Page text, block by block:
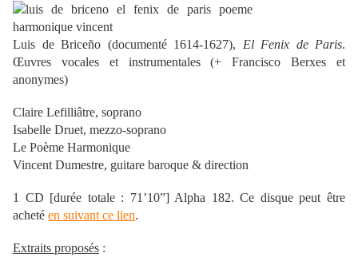
Luis de Briceño (documenté 1614-1627), El Fenix de Paris.
Œuvres vocales et instrumentales (+ Francisco Berxes et
anonymes)
Claire Lefilliâtre, soprano
Isabelle Druet, mezzo-soprano
Le Poème Harmonique
Vincent Dumestre, guitare baroque & direction
1 CD [durée totale : 71’10”] Alpha 182. Ce disque peut être
acheté en suivant ce lien.
Extraits proposés :